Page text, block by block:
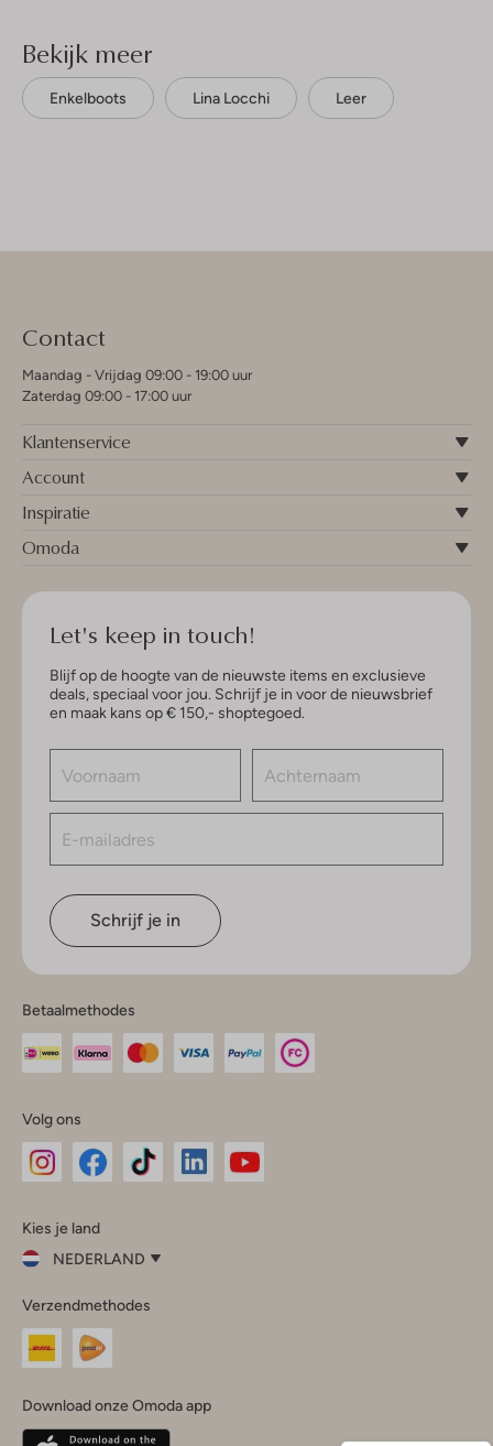
Bekijk meer
Enkelboots Lina Locchi Leer
Contact
Maandag - Vrijdag 09:00 - 19:00 uur
Zaterdag 09:00 - 17:00 uur
Klantenservice
Account
Inspiratie
Omoda
Let's keep in touch!
Blijf op de hoogte van de nieuwste items en exclusieve
deals, speciaal voor jou. Schrijf je in voor de nieuwsbrief
en maak kans op € 150,- shoptegoed.
Schrijf je in
Betaalmethodes
Volg ons
InstagramFacebook
Kies je land
NEDERLAND
je
land
Nederland
Belgique(Français)
Verzendmethodes
Download onze Omoda app